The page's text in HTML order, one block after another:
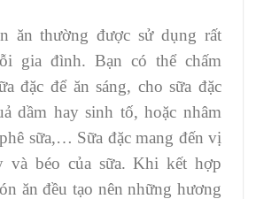
ăn thường được sử dụng rất
gia đình. Bạn có thể chấm
đặc để ăn sáng, cho sữa đặc
dầm hay sinh tố, hoặc nhâm
sữa,… Sữa đặc mang đến vị
và béo của sữa. Khi kết hợp
ăn đều tạo nên những hương